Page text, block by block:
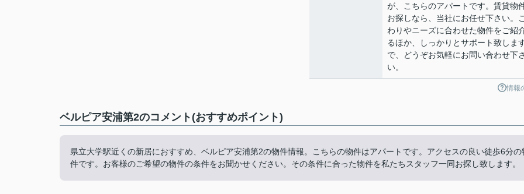
が、こちらのアパートです。賃貸物
お探しなら、当社にお任せ下さい。
わりやニーズに合わせた物件をご紹
るほか、しっかりとサポート致しま
で、どうぞお気軽にお問い合わせ下さ
い。
情報
ベルピア安浦第2のコメント(おすすめポイント)
県立大学駅近くの新居におすすめ、ベルピア安浦第2の物件情報。こちらの物件はアパートです。アクセスの良い徒歩6分の
件です。お客様のご希望の物件の条件をお聞かせください。その条件に合った物件を私たちスタッフ一同お探し致します。